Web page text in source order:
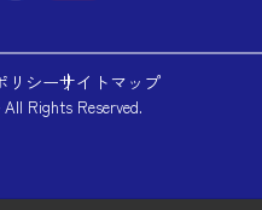
リシーサイトマップ
Rights Reserved.